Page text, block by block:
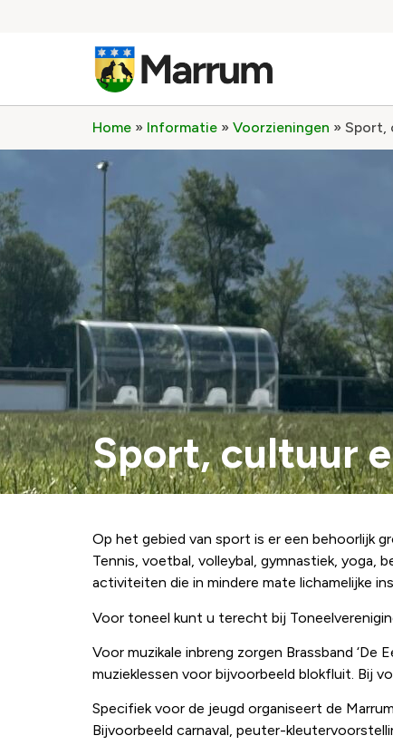
Home » Informatie » Voorzieningen » Sport,
Sport, cultuur
Op het gebied van sport is er een behoorlijk
Tennis, voetbal, volleybal, gymnastiek, yoga,
activiteiten die in mindere mate lichamelijke
Voor toneel kunt u terecht bij
Voor muzikale inbreng zorgen Brassband ‘De
muzieklessen voor bijvoorbeeld blokfluit. Bij
Specifiek voor de jeugd organiseert de
Bijvoorbeeld carnaval, peuter-